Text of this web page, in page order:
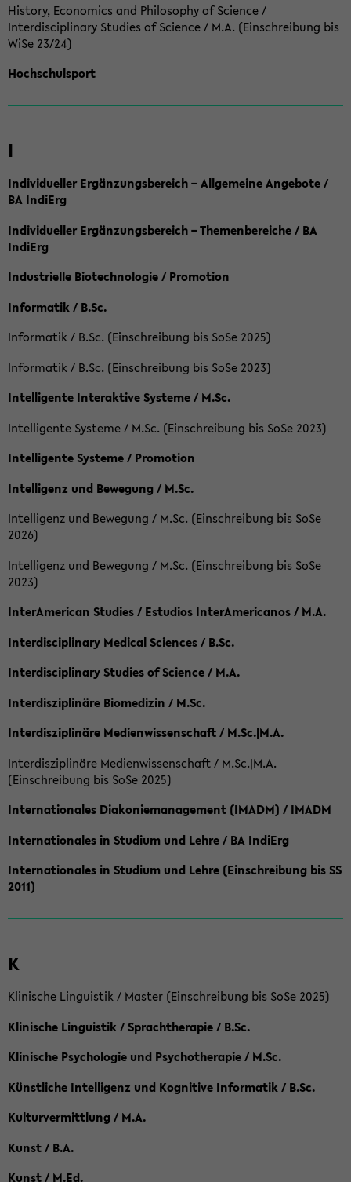
History, Economics and Philosophy of Science /
Interdisciplinary Studies of Science / M.A. (Einschreibung bis
WiSe 23/24)
Hochschulsport
I
Individueller Ergänzungsbereich – Allgemeine Angebote /
BA IndiErg
Individueller Ergänzungsbereich – Themenbereiche / BA
IndiErg
Industrielle Biotechnologie / Promotion
Informatik / B.Sc.
Informatik / B.Sc. (Einschreibung bis SoSe 2025)
Informatik / B.Sc. (Einschreibung bis SoSe 2023)
Intelligente Interaktive Systeme / M.Sc.
Intelligente Systeme / M.Sc. (Einschreibung bis SoSe 2023)
Intelligente Systeme / Promotion
Intelligenz und Bewegung / M.Sc.
Intelligenz und Bewegung / M.Sc. (Einschreibung bis SoSe
2026)
Intelligenz und Bewegung / M.Sc. (Einschreibung bis SoSe
2023)
InterAmerican Studies / Estudios InterAmericanos / M.A.
Interdisciplinary Medical Sciences / B.Sc.
Interdisciplinary Studies of Science / M.A.
Interdisziplinäre Biomedizin / M.Sc.
Interdisziplinäre Medienwissenschaft / M.Sc.|M.A.
Interdisziplinäre Medienwissenschaft / M.Sc.|M.A.
(Einschreibung bis SoSe 2025)
Internationales Diakoniemanagement (IMADM) / IMADM
Internationales in Studium und Lehre / BA IndiErg
Internationales in Studium und Lehre (Einschreibung bis SS
2011)
K
Klinische Linguistik / Master (Einschreibung bis SoSe 2025)
Klinische Linguistik / Sprachtherapie / B.Sc.
Klinische Psychologie und Psychotherapie / M.Sc.
Künstliche Intelligenz und Kognitive Informatik / B.Sc.
Kulturvermittlung / M.A.
Kunst / B.A.
Kunst / M.Ed.